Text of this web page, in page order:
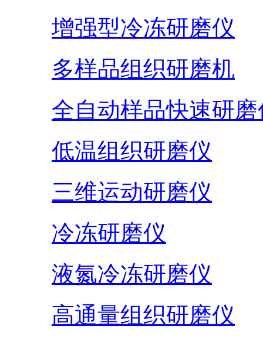
增强型冷冻研磨仪
多样品组织研磨机
全自动样品快速研磨
低温组织研磨仪
三维运动研磨仪
冷冻研磨仪
液氮冷冻研磨仪
高通量组织研磨仪